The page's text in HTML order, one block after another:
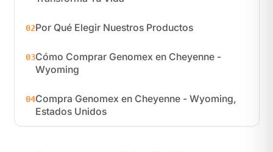
02Por Qué Elegir Nuestros Productos
03Cómo Comprar Genomex en Cheyenne -
Wyoming
04Compra Genomex en Cheyenne - Wyoming,
Estados Unidos